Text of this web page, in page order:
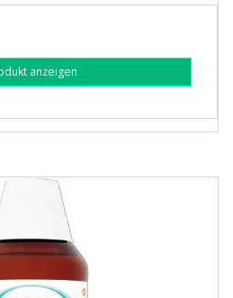
anzeigen